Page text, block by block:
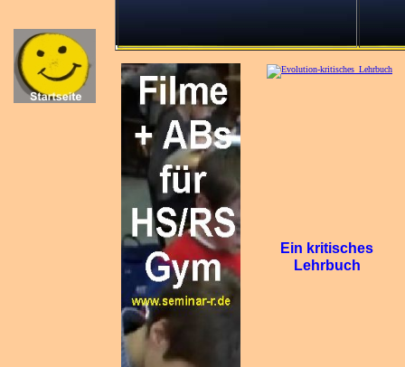
Ein kritisches
Lehrbuch